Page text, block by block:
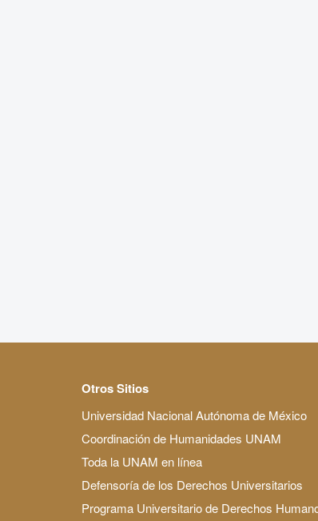
Otros Sitios
Universidad Nacional Autónoma de México
Coordinación de Humanidades UNAM
Toda la UNAM en línea
Defensoría de los Derechos Universitarios
Programa Universitario de Derechos